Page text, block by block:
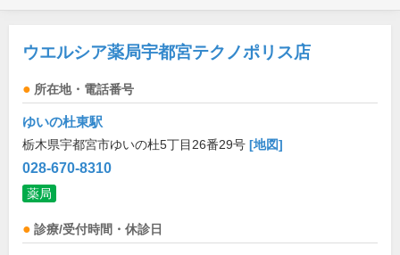
ウエルシア薬局宇都宮テクノポリス店
所在地・電話番号
ゆいの杜東駅
栃木県宇都宮市ゆいの杜5丁目26番29号 [地図]
028-670-8310
薬局
診療/受付時間・休診日